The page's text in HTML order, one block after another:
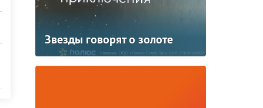
Звезды говорят о золоте